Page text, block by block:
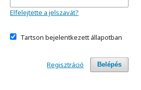
Elfelejtette a jelszavát?
Tartson bejelentkezett állapotban
Belépés
Regisztráció